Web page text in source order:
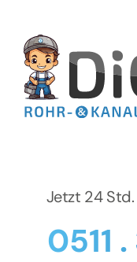
springen
Jetzt 24
0511